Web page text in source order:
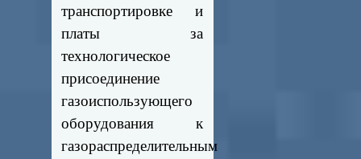
транспортировке и
платы за
технологическое
присоединение
газоиспользующего
оборудования к
газораспределительным